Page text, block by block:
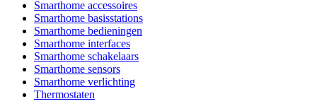
Smarthome accessoires
Smarthome basisstations
Smarthome bedieningen
Smarthome interfaces
Smarthome schakelaars
Smarthome sensors
Smarthome verlichting
Thermostaten